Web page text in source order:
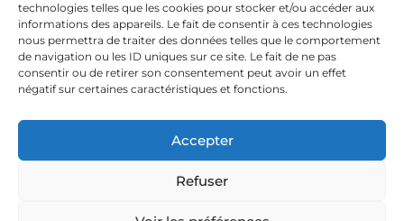
technologies telles que les cookies pour stocker et/ou accéder aux
informations des appareils. Le fait de consentir à ces technologies
nous permettra de traiter des données telles que le comportement
de navigation ou les ID uniques sur ce site. Le fait de ne pas
consentir ou de retirer son consentement peut avoir un effet
négatif sur certaines caractéristiques et fonctions.
Accepter
Refuser
07 81 81 60 73
06 14 90 11 63
Informations